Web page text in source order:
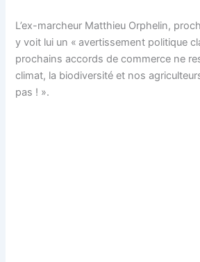
L’ex-marcheur Matthieu Orphelin,
y voit lui un « avertissement politique
prochains accords de commerce ne
climat, la biodiversité et nos
pas ! ».